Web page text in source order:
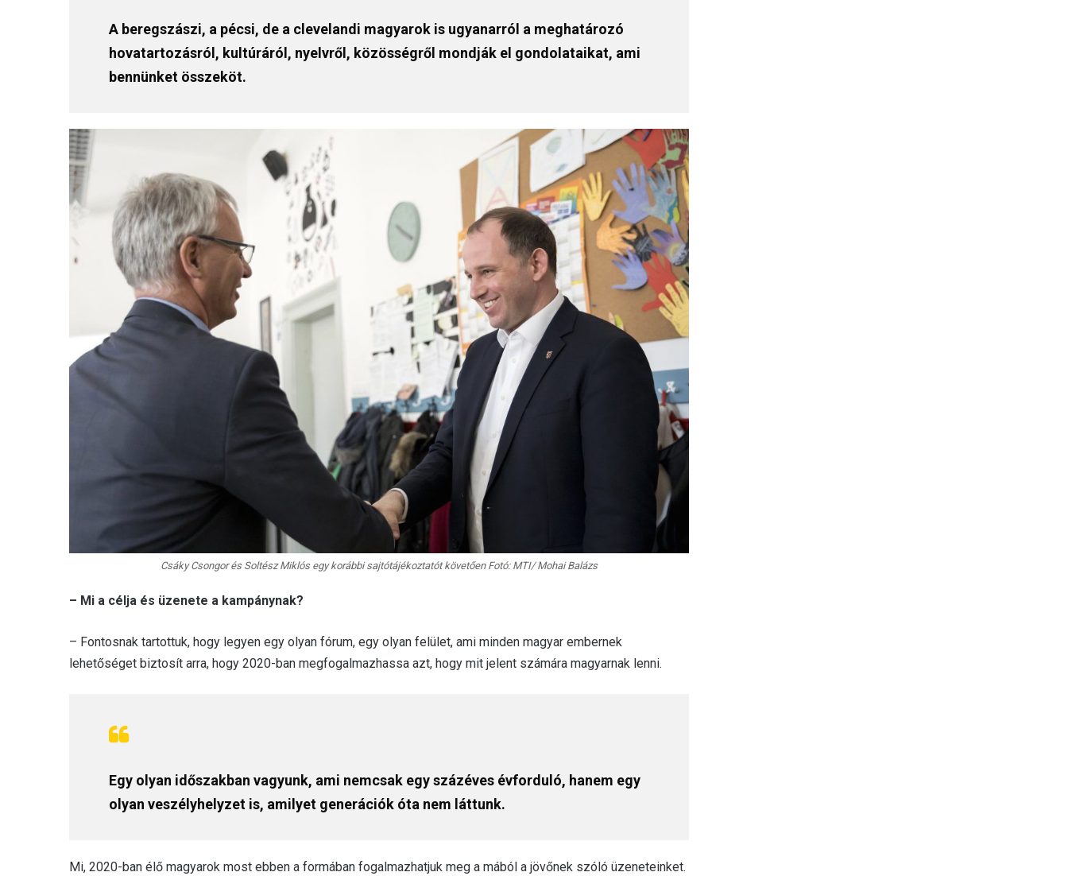
A beregszászi, a pécsi, de a clevelandi magyarok is ugyanarról a meghatározó
hovatartozásról, kultúráról, nyelvről, közösségről mondják el gondolataikat, ami
bennünket összeköt.
Csáky Csongor és Soltész Miklós egy korábbi sajtótájékoztatót követően Fotó: MTI/ Mohai Balázs
– Mi a célja és üzenete a kampánynak?
– Fontosnak tartottuk, hogy legyen egy olyan fórum, egy olyan felület, ami minden magyar embernek
lehetőséget biztosít arra, hogy 2020-ban megfogalmazhassa azt, hogy mit jelent számára magyarnak lenni.
Egy olyan időszakban vagyunk, ami nemcsak egy százéves évforduló, hanem egy
olyan veszélyhelyzet is, amilyet generációk óta nem láttunk.
Mi, 2020-ban élő magyarok most ebben a formában fogalmazhatjuk meg a mából a jövőnek szóló üzeneteinket.